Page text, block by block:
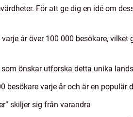
För att ge dig en idé om
år över 100 000 besökare,
önskar utforska detta unika
besökare varje år och är en populär
skiljer sig från varandra